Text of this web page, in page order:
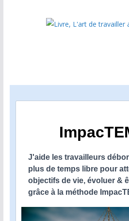
J'aide les travailleurs
plus de temps libre pour
objectifs de vie, évoluer &
grâce à la méthode